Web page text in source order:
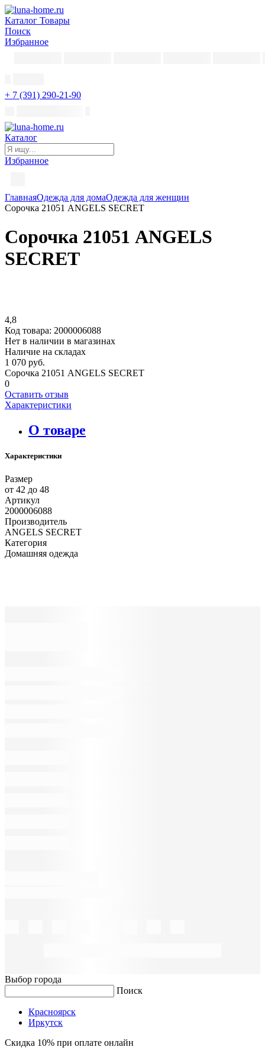
Каталог Товары
Поиск
Избранное
+ 7 (391) 290-21-90
Каталог
Избранное
ГлавнаяОдежда для домаОдежда для женщин
Сорочка 21051 ANGELS SECRET
Сорочка 21051 ANGELS
SECRET
4,8
Код товара: 2000006088
Нет в наличии в магазинах
Наличие на складах
1 070 руб.
Сорочка 21051 ANGELS SECRET
0
Оставить отзыв
Характеристики
О товаре
Характеристики
Размер
от 42 до 48
Артикул
2000006088
Производитель
ANGELS SECRET
Категория
Домашняя одежда
Выбор города
Поиск
Красноярск
Иркутск
Скидка 10% при оплате онлайн